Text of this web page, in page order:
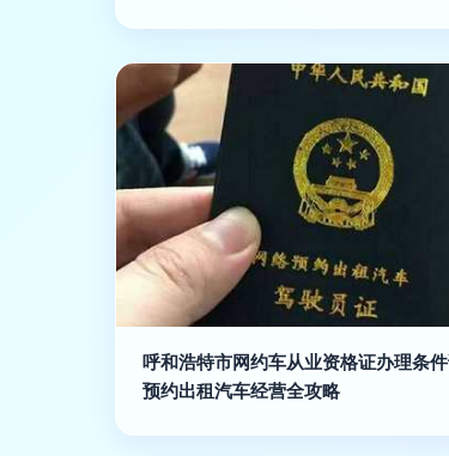
呼和浩特市网约车从业资格证办理条
预约出租汽车经营全攻略